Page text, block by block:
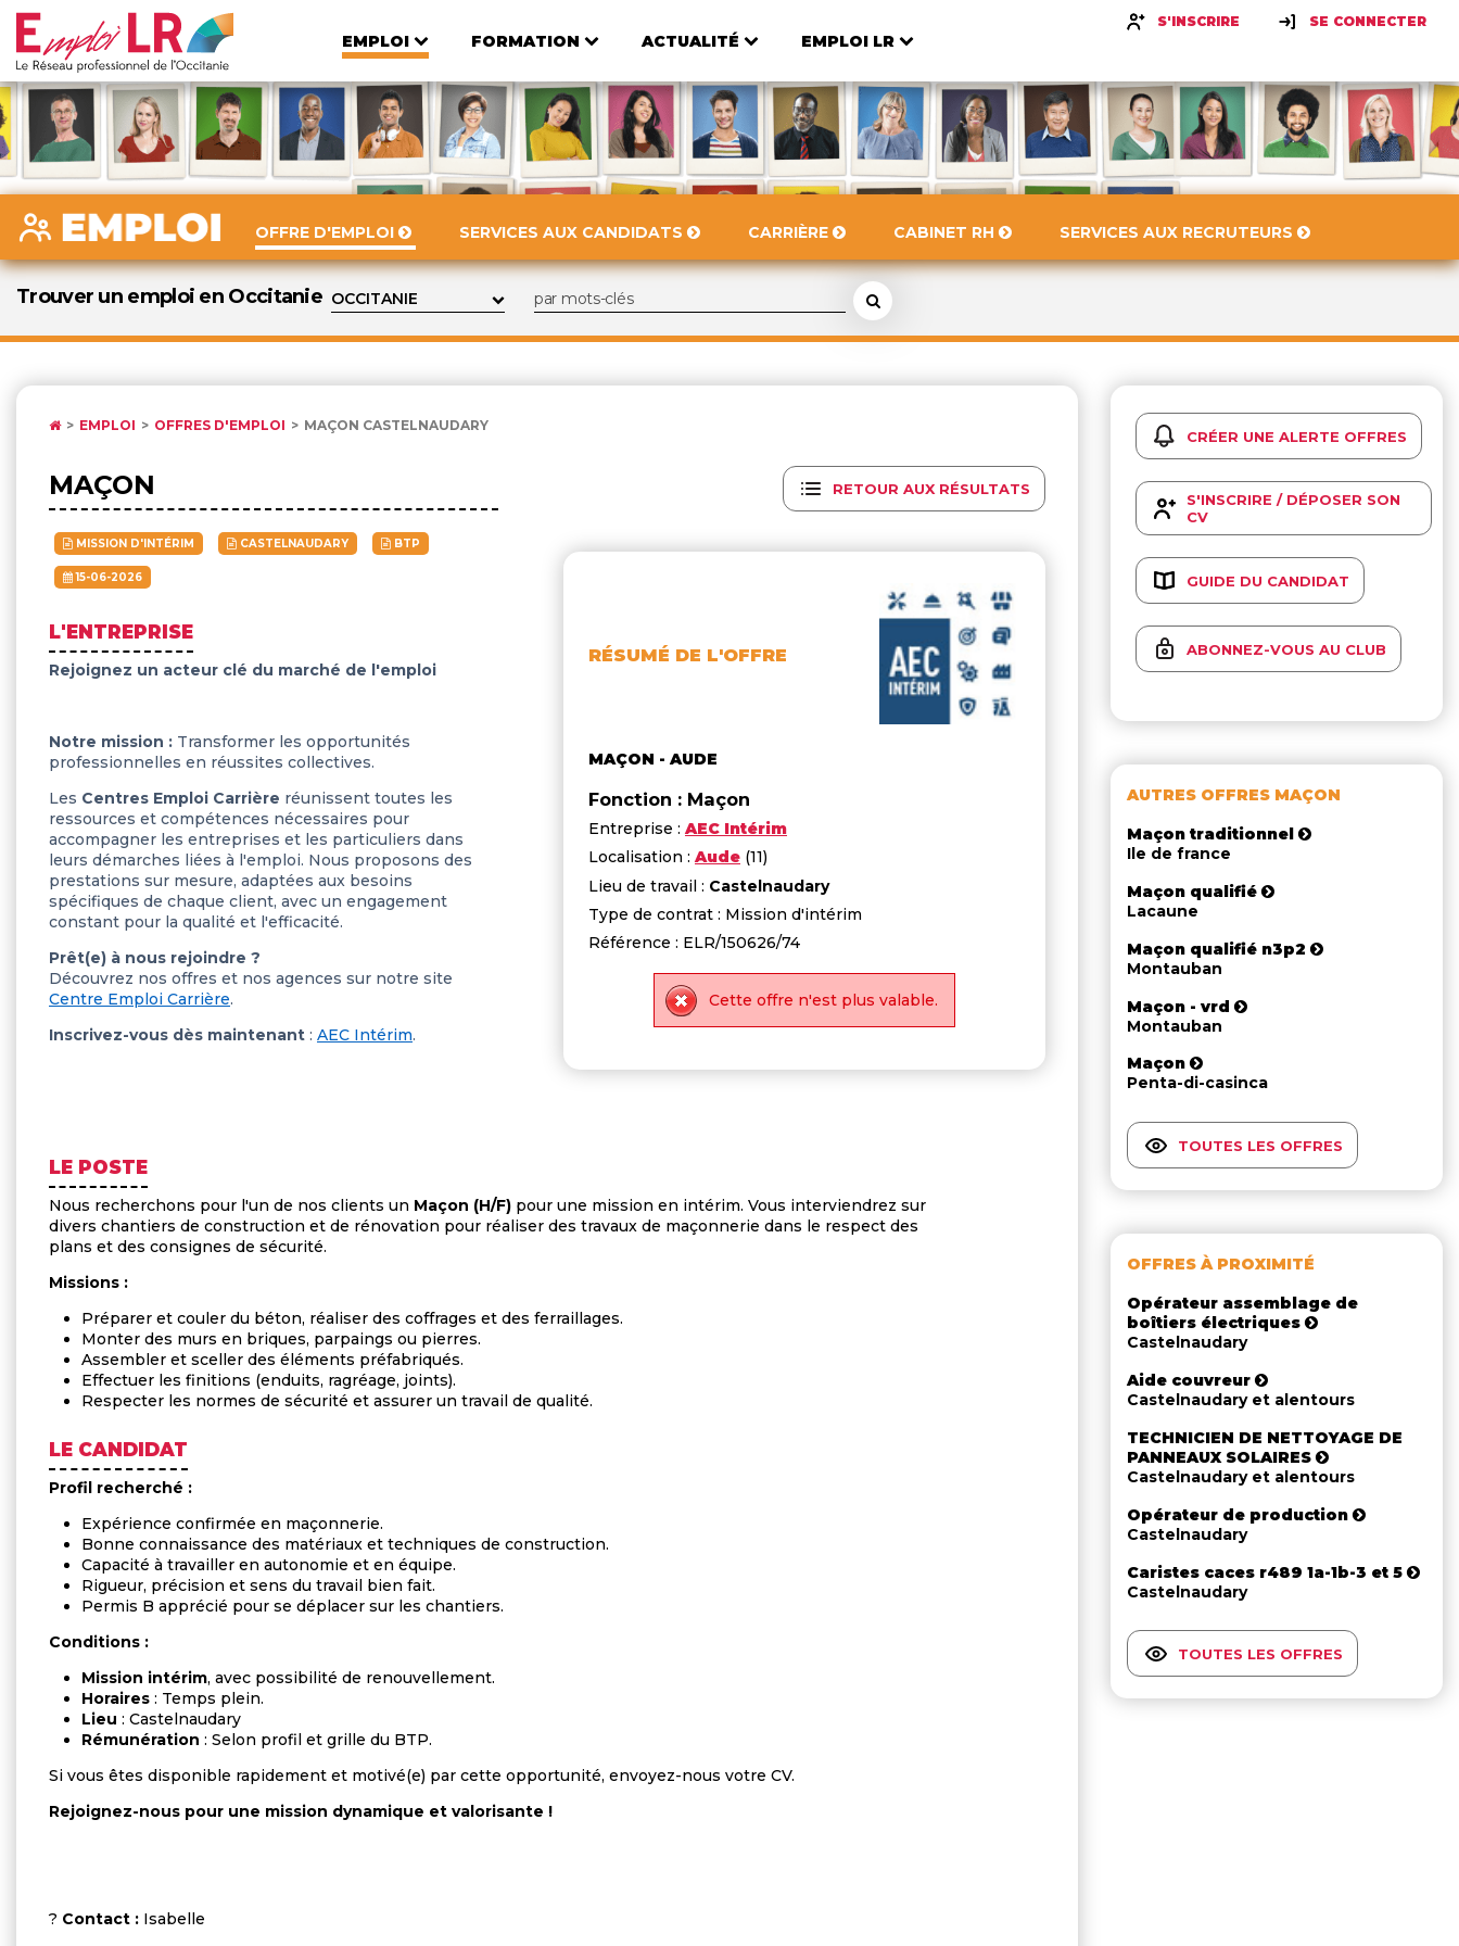
EMPLOI FORMATION ACTUALITÉ EMPLOI LR
S'INSCRIRE SE CONNECTER
OFFRE D'EMPLOI SERVICES AUX CANDIDATS CARRIÈRE CABINET RH SERVICES AUX RECRUTEURS
Trouver un emploi en Occitanie
EMPLOI OFFRES D'EMPLOI MAÇON CASTELNAUDARY
RETOUR AUX RÉSULTATS
RÉSUMÉ DE L'OFFRE
MAÇON - AUDE
Fonction : Maçon
Entreprise : AEC Intérim
Localisation : Aude (11)
Lieu de travail : Castelnaudary
Type de contrat : Mission d'intérim
Référence : ELR/150626/74
Cette offre n'est plus valable.
MAÇON
MISSION D'INTÉRIM CASTELNAUDARY BTP
15-06-2026
L'ENTREPRISE
Rejoignez un acteur clé du marché de l'emploi
Notre mission : Transformer les opportunités
professionnelles en réussites collectives.
Les Centres Emploi Carrière réunissent toutes les
ressources et compétences nécessaires pour
accompagner les entreprises et les particuliers dans
leurs démarches liées à l'emploi. Nous proposons des
prestations sur mesure, adaptées aux besoins
spécifiques de chaque client, avec un engagement
constant pour la qualité et l'efficacité.
Prêt(e) à nous rejoindre ?
Découvrez nos offres et nos agences sur notre site
Centre Emploi Carrière.
Inscrivez-vous dès maintenant : AEC Intérim.
LE POSTE
Nous recherchons pour l'un de nos clients un Maçon (H/F) pour une mission en intérim. Vous interviendrez sur
divers chantiers de construction et de rénovation pour réaliser des travaux de maçonnerie dans le respect des
plans et des consignes de sécurité.
Missions :
Préparer et couler du béton, réaliser des coffrages et des ferraillages.
Monter des murs en briques, parpaings ou pierres.
Assembler et sceller des éléments préfabriqués.
Effectuer les finitions (enduits, ragréage, joints).
Respecter les normes de sécurité et assurer un travail de qualité.
LE CANDIDAT
Profil recherché :
Expérience confirmée en maçonnerie.
Bonne connaissance des matériaux et techniques de construction.
Capacité à travailler en autonomie et en équipe.
Rigueur, précision et sens du travail bien fait.
Permis B apprécié pour se déplacer sur les chantiers.
Conditions :
Mission intérim, avec possibilité de renouvellement.
Horaires : Temps plein.
Lieu : Castelnaudary
Rémunération : Selon profil et grille du BTP.
Si vous êtes disponible rapidement et motivé(e) par cette opportunité, envoyez-nous votre CV.
Rejoignez-nous pour une mission dynamique et valorisante !
? Contact : Isabelle
CRÉER UNE ALERTE OFFRES
S'INSCRIRE / DÉPOSER SON
CV
GUIDE DU CANDIDAT
ABONNEZ-VOUS AU CLUB
AUTRES OFFRES MAÇON
Maçon traditionnel
Ile de france
Maçon qualifié
Lacaune
Maçon qualifié n3p2
Montauban
Maçon - vrd
Montauban
Maçon
Penta-di-casinca
TOUTES LES OFFRES
OFFRES À PROXIMITÉ
Opérateur assemblage de
boîtiers électriques
Castelnaudary
Aide couvreur
Castelnaudary et alentours
TECHNICIEN DE NETTOYAGE DE
PANNEAUX SOLAIRES
Castelnaudary et alentours
Opérateur de production
Castelnaudary
Caristes caces r489 1a-1b-3 et 5
Castelnaudary
TOUTES LES OFFRES